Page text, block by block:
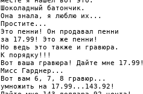
Шоколадный батончик.
Она знала, я люблю их...
Простите...
Это пенни! Он продавал пенни
за 17.99! Это же пенни!
Но ведь это также и гравюра.
К порядку!!!
Вот ваша гравюра! Дайте мне 17.99!
Мисс Гарднер...
Вот вам 6, 7, 8 гравюр...
умножить на 17.99...143.92!